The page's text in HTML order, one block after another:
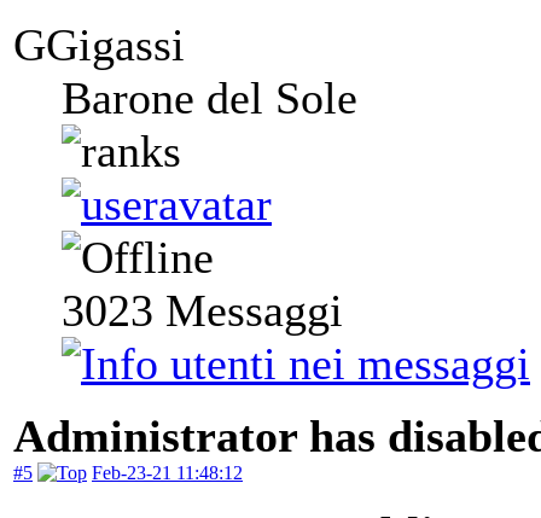
GGigassi
Barone del Sole
3023 Messaggi
Administrator has
#5 Feb-23-21 11:48:12